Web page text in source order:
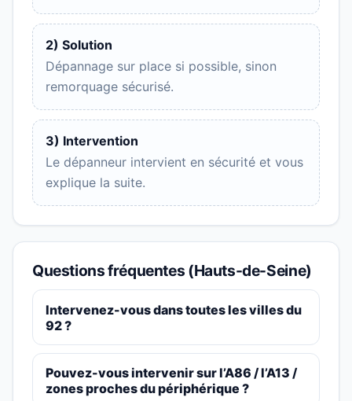
2) Solution
Dépannage sur place si possible, sinon
remorquage sécurisé.
3) Intervention
Le dépanneur intervient en sécurité et vous
explique la suite.
Questions fréquentes (Hauts-de-Seine)
Intervenez-vous dans toutes les villes du
92 ?
Pouvez-vous intervenir sur l’A86 / l’A13 /
zones proches du périphérique ?